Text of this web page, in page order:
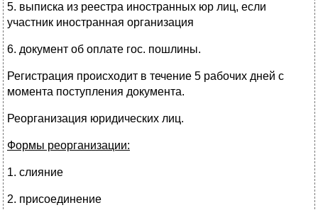
5. выписка из реестра иностранных юр лиц, если
участник иностранная организация
6. документ об оплате гос. пошлины.
Регистрация происходит в течение 5 рабочих дней с
момента поступления документа.
Реорганизация юридических лиц.
Формы реорганизации:
1. слияние
2. присоединение